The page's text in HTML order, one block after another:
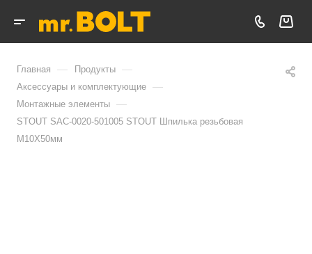
Главная — Продукты —
Аксессуары и комплектующие —
Монтажные элементы —
STOUT SAC-0020-501005 STOUT Шпилька резьбовая
M10X50мм